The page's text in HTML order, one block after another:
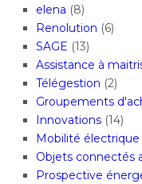
elena (8)
Renolution (6)
SAGE (13)
Assistance à
Télégestion (2)
Groupements
Innovations(14)
Mobilité électrique
Objets connectés
Prospective